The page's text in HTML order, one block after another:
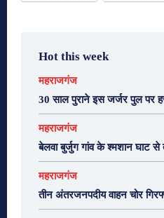
Hot this week
महराजगंज
30 साल पुराने इस जर्जर पुल पर
महराजगंज
बेलवा बुर्जुग गांव के श्मशान घाट
महराजगंज
तीन अंतरजनपदीय वाहन चोर